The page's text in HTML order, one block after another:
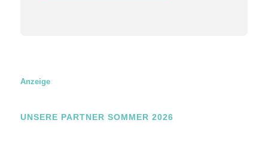
m
l
Anzeige
UNSERE PARTNER SOMMER 2026